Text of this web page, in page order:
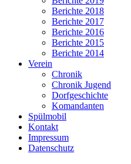
Berichte 2018
Berichte 2017
Berichte 2016
Berichte 2015
Berichte 2014
Verein
Chronik
Chronik Jugend
Dorfgeschichte
Komandanten
Spülmobil
Kontakt
Impressum
Datenschutz